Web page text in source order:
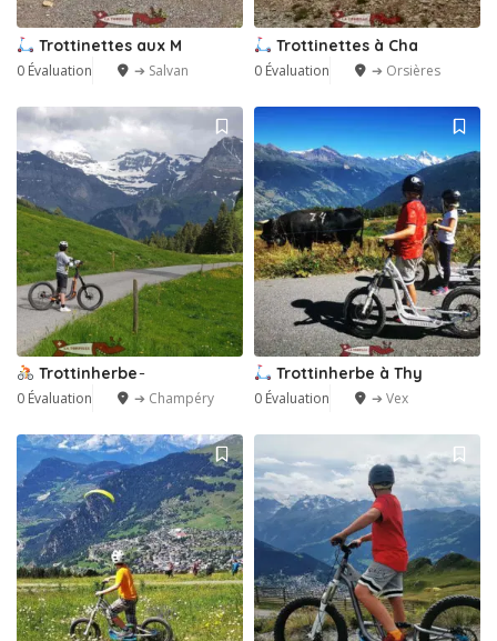
Trottinettes aux M
0 Évaluation ➔ Salvan
Trottinettes à Cha
0 Évaluation ➔ Orsières
Trottinherbe ̵
0 Évaluation ➔ Champéry
Trottinherbe à Thy
0 Évaluation ➔ Vex